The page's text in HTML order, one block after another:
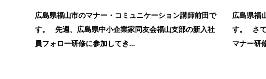
広島県福山市のマナー・コミュニケーション講師前田で
す。 先週、広島県中小企業家同友会福山支部の新入社
員フォロー研修に参加してき...
広島県福
す。 さて
マナー研